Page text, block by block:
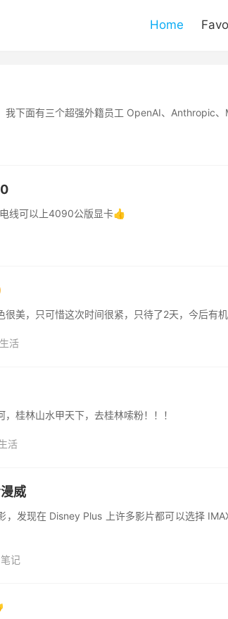
Home
我下面有三个超强外籍员工 OpenAI、Anthropic
线可以上4090公版显卡👍
美，只可惜这次时间很紧，只待了2天，今后有
生活
桂林山水甲天下，去桂林嗦粉！！！
活
威
，发现在 Disney Plus 上许多影片都可以选择
笔记